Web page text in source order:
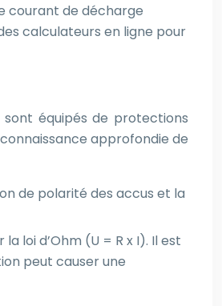
courant de décharge
calculateurs en ligne pour
équipés de protections
approfondie de
de polarité des accus et la
loi d’Ohm (U = R x I). Il est
peut causer une